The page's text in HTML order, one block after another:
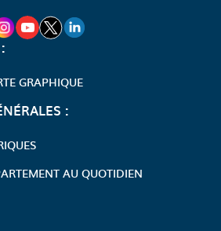
FENÊTRE VERS LA PAGE
FENÊTRE VERS LA
NOUVELLE FENÊTRE VERS LA
NOUVELLE FENÊTRE VERS
NOUVELLE FENÊTRE
GRAPHIQUE
:
AU QUOTIDIEN